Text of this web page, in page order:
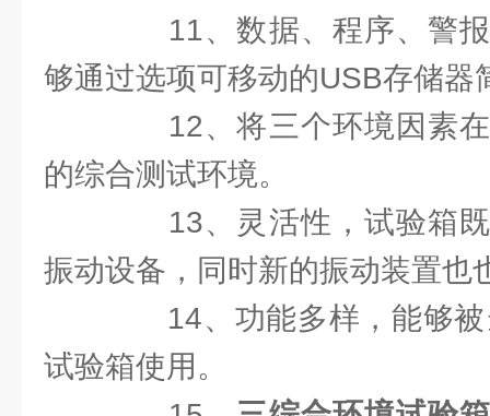
11、数据、程序、警报
够通过选项可移动的USB存储器
12、将三个环境因素在
的综合测试环境。
13、灵活性，试验箱既
振动设备，同时新的振动装置也
14、功能多样，能够被
试验箱使用。